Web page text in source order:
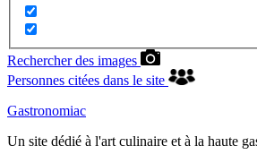
Rechercher des images
Personnes citées dans le site
Gastronomiac
Un site dédié à l'art culinaire et à la haute